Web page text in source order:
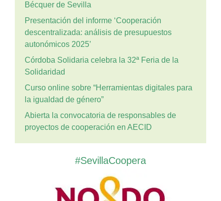
Bécquer de Sevilla
Presentación del informe ‘Cooperación
descentralizada: análisis de presupuestos
autonómicos 2025’
Córdoba Solidaria celebra la 32ª Feria de la
Solidaridad
Curso online sobre “Herramientas digitales para
la igualdad de género”
Abierta la convocatoria de responsables de
proyectos de cooperación en AECID
#SevillaCoopera